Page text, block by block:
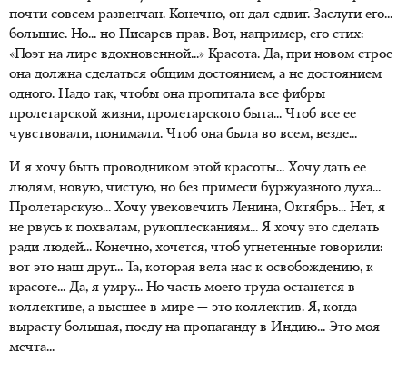
почти совсем развенчан. Конечно, он дал сдвиг. Заслуги его...
большие. Но... но Писарев прав. Вот, например, его стих:
«Поэт на лире вдохновенной...» Красота. Да, при новом строе
она должна сделаться общим достоянием, а не достоянием
одного. Надо так, чтобы она пропитала все фибры
пролетарской жизни, пролетарского быта... Чтоб все ее
чувствовали, понимали. Чтоб она была во всем, везде...
И я хочу быть проводником этой красоты... Хочу дать ее
людям, новую, чистую, но без примеси буржуазного духа...
Пролетарскую... Хочу увековечить Ленина, Октябрь... Нет, я
не рвусь к похвалам, рукоплесканиям... Я хочу это сделать
ради людей... Конечно, хочется, чтоб угнетенные говорили:
вот это наш друг... Та, которая вела нас к освобождению, к
красоте... Да, я умру... Но часть моего труда останется в
коллективе, а высшее в мире — это коллектив. Я, когда
вырасту большая, поеду на пропаганду в Индию... Это моя
мечта...